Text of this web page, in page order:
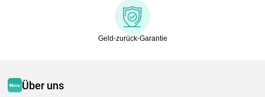
Geld-zurück-Garantie
Über uns